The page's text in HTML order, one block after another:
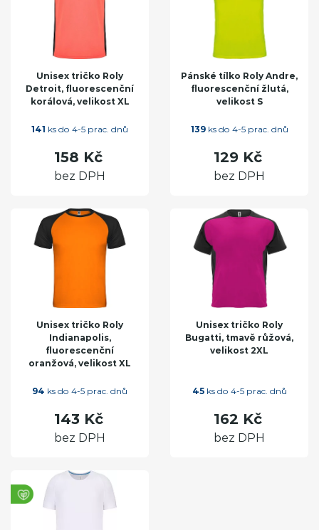
Unisex tričko Roly
Detroit, fluorescenční
korálová, velikost XL
141 ks do 4-5 prac. dnů
158 Kč
bez DPH
Pánské tílko Roly Andre,
fluorescenční žlutá,
velikost S
139ks do 4-5 prac. dnů
129 Kč
bez DPH
Unisex tričko Roly
Indianapolis,
fluorescenční
oranžová, velikost XL
94 ks do 4-5 prac. dnů
143 Kč
bez DPH
Unisex tričko Roly
Bugatti, tmavě růžová,
velikost 2XL
45ks do 4-5 prac. dnů
162 Kč
bez DPH